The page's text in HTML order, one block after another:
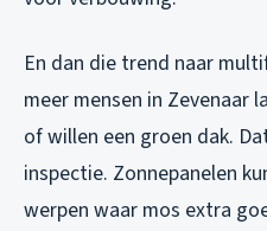
En dan die trend naar
meer mensen in Zevenaar
of willen een groen dak.
inspectie. Zonnepanelen
werpen waar mos extra